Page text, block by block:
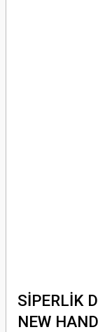
SİPERLİK
NEW